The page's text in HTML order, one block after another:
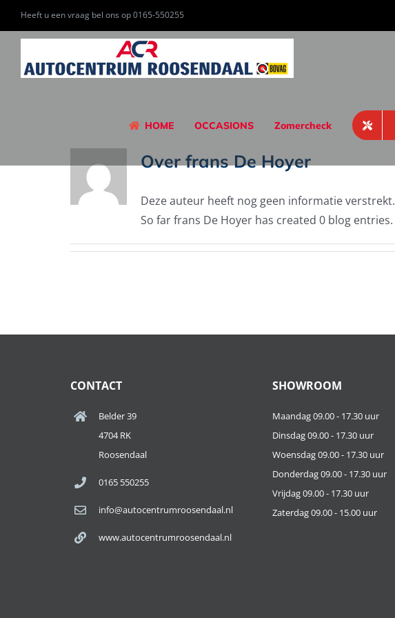
naar
Heeft u een vraag bel ons op 0165-550255
HOME OCCASIONS Zomercheck
Overfrans De Hoyer
Deze auteur heeft nog geen informatie verstrekt.
So far frans De Hoyer has created 0 blog entries.
CONTACT
Belder 39
4704 RK
Roosendaal
0165 550255
info@autocentrumroosendaal.nl
www.autocentrumroosendaal.nl
SHOWROOM
Maandag 09.00 - 17.30 uur
Dinsdag 09.00 - 17.30 uur
Woensdag 09.00 - 17.30 uur
Donderdag 09.00 - 17.30 uur
Vrijdag 09.00 - 17.30 uur
Zaterdag 09.00 - 15.00 uur